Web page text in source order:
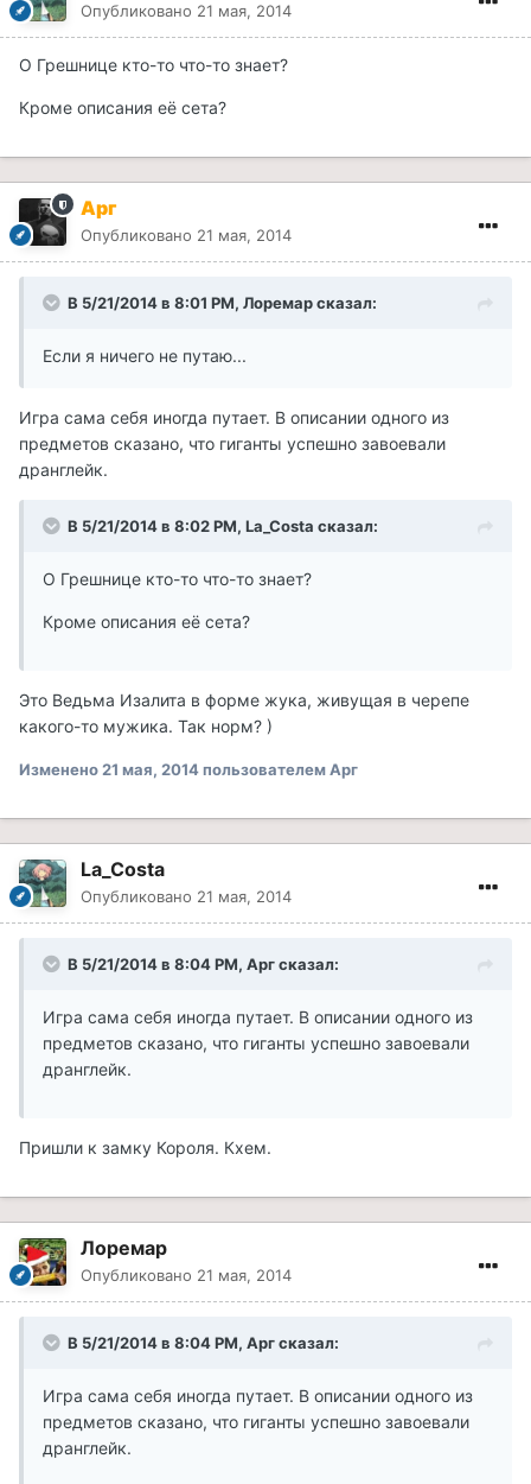
Опубликовано 21 мая, 2014
О Грешнице кто-то что-то знает?
Кроме описания её сета?
Арг
Опубликовано 21 мая, 2014
В 5/21/2014 в 8:01 PM, Лоремар сказал:
Если я ничего не путаю...
Игра сама себя иногда путает. В описании одного из
предметов сказано, что гиганты успешно завоевали
дранглейк.
В 5/21/2014 в 8:02 PM, La_Costa сказал:
О Грешнице кто-то что-то знает?
Кроме описания её сета?
Это Ведьма Изалита в форме жука, живущая в черепе
какого-то мужика. Так норм? )
Изменено21 мая, 2014пользователем Арг
La_Costa
Опубликовано 21 мая, 2014
В 5/21/2014 в 8:04 PM, Арг сказал:
Игра сама себя иногда путает. В описании одного из
предметов сказано, что гиганты успешно завоевали
дранглейк.
Пришли к замку Короля. Кхем.
Лоремар
Опубликовано 21 мая, 2014
В 5/21/2014 в 8:04 PM, Арг сказал:
Игра сама себя иногда путает. В описании одного из
предметов сказано, что гиганты успешно завоевали
дранглейк.